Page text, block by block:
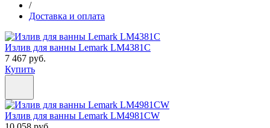
/
Доставка и оплата
Излив для ванны Lemark LM4381C
7 467 руб.
Купить
Излив для ванны Lemark LM4981CW